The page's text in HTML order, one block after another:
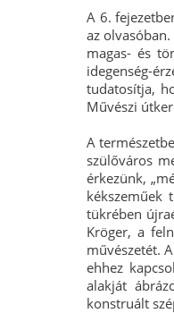
A 6.
az
magas- és
idegenség-
tudatosítja,
Művészi
A
szülőváros
érkezünk,
kékszeműek
tükrében
Kröger, a
művészetét.
ehhez
alakját
konstruált